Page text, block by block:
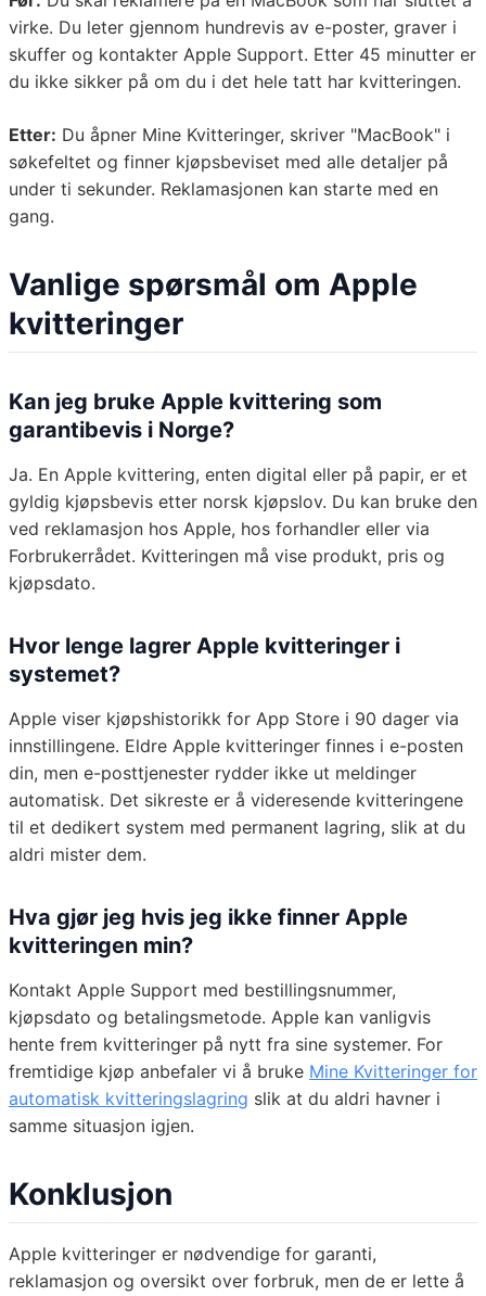
virke. Du leter gjennom hundrevis av e-poster, graver i
skuffer og kontakter Apple Support. Etter 45 minutter er
du ikke sikker på om du i det hele tatt har kvitteringen.
Etter: Du åpner Mine Kvitteringer, skriver "MacBook" i
søkefeltet og finner kjøpsbeviset med alle detaljer på
under ti sekunder. Reklamasjonen kan starte med en
gang.
Vanlige spørsmål om Apple
kvitteringer
Kan jeg bruke Apple kvittering som
garantibevis i Norge?
Ja. En Apple kvittering, enten digital eller på papir, er et
gyldig kjøpsbevis etter norsk kjøpslov. Du kan bruke den
ved reklamasjon hos Apple, hos forhandler eller via
Forbrukerrådet. Kvitteringen må vise produkt, pris og
kjøpsdato.
Hvor lenge lagrer Apple kvitteringer i
systemet?
Apple viser kjøpshistorikk for App Store i 90 dager via
innstillingene. Eldre Apple kvitteringer finnes i e-posten
din, men e-posttjenester rydder ikke ut meldinger
automatisk. Det sikreste er å videresende kvitteringene
til et dedikert system med permanent lagring, slik at du
aldri mister dem.
Hva gjør jeg hvis jeg ikke finner Apple
kvitteringen min?
Kontakt Apple Support med bestillingsnummer,
kjøpsdato og betalingsmetode. Apple kan vanligvis
hente frem kvitteringer på nytt fra sine systemer. For
fremtidige kjøp anbefaler vi å bruke Mine Kvitteringer for
automatisk kvitteringslagring slik at du aldri havner i
samme situasjon igjen.
Konklusjon
Apple kvitteringer er nødvendige for garanti,
reklamasjon og oversikt over forbruk, men de er lette å